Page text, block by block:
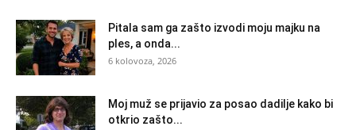
Pitala sam ga zašto izvodi moju majku na
ples, a onda...
6 kolovoza, 2026
Moj muž se prijavio za posao dadilje kako bi
otkrio zašto...